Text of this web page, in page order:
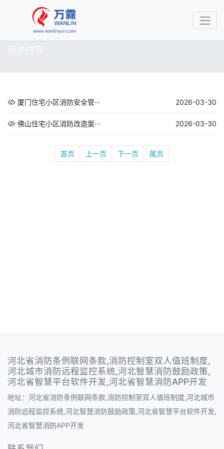
厦门住宅小区消防安全管··· 2026-03-30
佛山住宅小区消防改造案··· 2026-03-30
首页 上一页 下一页 尾页
河北省消防条例联网条款,消防控制室双人值班制度,
河北城市消防远程监控系统,河北智慧消防鼓励政策,
河北省智慧平台软件开发,河北省智慧消防APP开发
地址：河北省消防条例联网条款,消防控制室双人值班制度,河北城市
消防远程监控系统,河北智慧消防鼓励政策,河北省智慧平台软件开发,
河北省智慧消防APP开发